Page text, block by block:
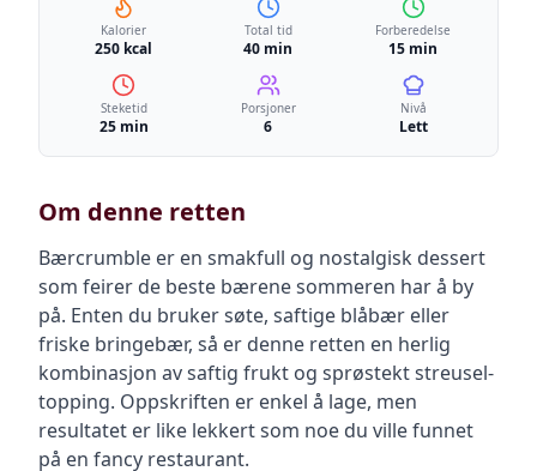
Kalorier
250 kcal
Total tid
40 min
Forberedelse
15 min
Steketid
25 min
Porsjoner
6
Nivå
Lett
Om denne retten
Bærcrumble er en smakfull og nostalgisk dessert
som feirer de beste bærene sommeren har å by
på. Enten du bruker søte, saftige blåbær eller
friske bringebær, så er denne retten en herlig
kombinasjon av saftig frukt og sprøstekt streusel-
topping. Oppskriften er enkel å lage, men
resultatet er like lekkert som noe du ville funnet
på en fancy restaurant.